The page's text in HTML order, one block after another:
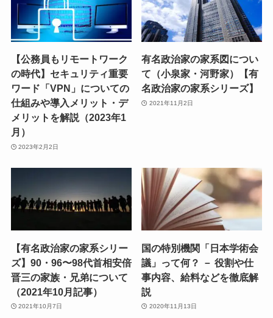
【公務員もリモートワーク
の時代】セキュリティ重要
ワード「VPN」についての
仕組みや導入メリット・デ
メリットを解説（2023年1
月）
2023年2月2日
有名政治家の家系図につい
て（小泉家・河野家）【有
名政治家の家系シリーズ】
2021年11月2日
【有名政治家の家系シリー
ズ】90・96〜98代首相安倍
晋三の家族・兄弟について
（2021年10月記事）
2021年10月7日
国の特別機関「日本学術会
議」って何？ － 役割や仕
事内容、給料などを徹底解
説
2020年11月13日